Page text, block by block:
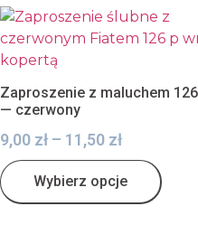
Zaproszenie z maluchem
— czerwony
9,00 zł – 11,50 zł
Wybierz opcje